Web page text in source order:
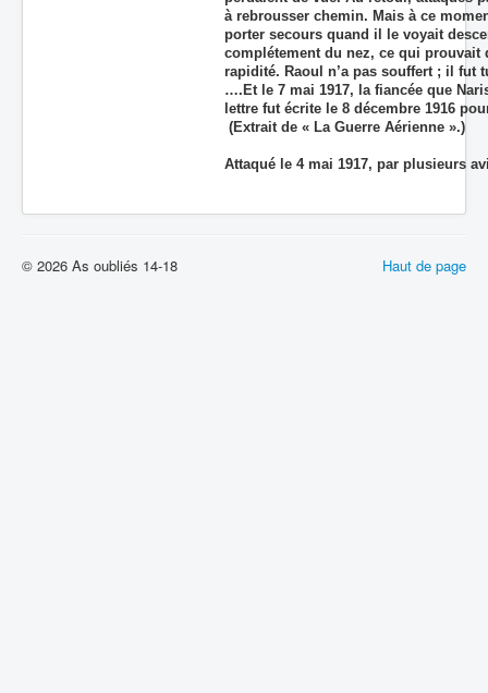
à rebrousser chemin. Mais à ce
porter secours quand il le voyait
complétement du nez, ce qui prouvait
rapidité. Raoul n’a pas souffert ; il fut
….Et le 7 mai 1917, la fiancée que
lettre fut écrite le 8 décembre 1916
(Extrait de « La Guerre Aérienne ».)
Attaqué le 4 mai 1917, par plusieurs
Haut de page
© 2026 As oubliés 14-18